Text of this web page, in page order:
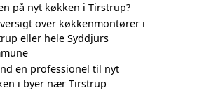
på nyt køkken i Tirstrup?
over køkkenmontører i
eller hele Syddjurs
en professionel til nyt
i byer nær Tirstrup